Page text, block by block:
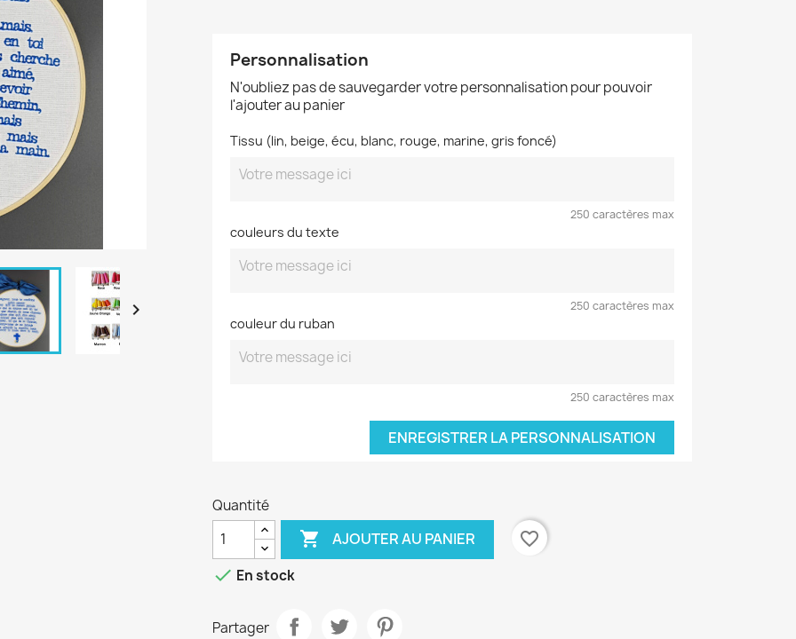

Personnalisation
N'oubliez pas de sauvegarder votre personnalisation pour pouvoir
l'ajouter au panier
Tissu (lin, beige, écu, blanc, rouge, marine, gris foncé)
250 caractères max
couleurs du texte
250 caractères max
couleur du ruban
250 caractères max
ENREGISTRER LA PERSONNALISATION
Quantité
 AJOUTER AU PANIER
favorite_border
 En stock
Partager